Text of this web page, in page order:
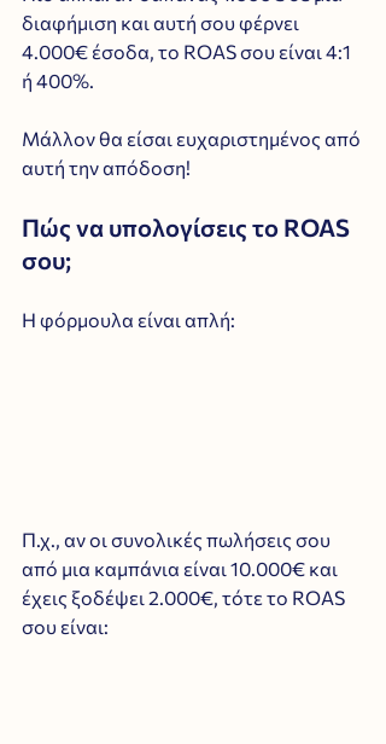
διαφήμιση και αυτή σου φέρνει
4.000€ έσοδα, το ROAS σου είναι 4:1
ή 400%.
Μάλλον θα είσαι ευχαριστημένος από
αυτή την απόδοση!
Πώς να υπολογίσεις το ROAS
σου;
Η φόρμουλα είναι απλή:
Π.χ., αν οι συνολικές πωλήσεις σου
από μια καμπάνια είναι 10.000€ και
έχεις ξοδέψει 2.000€, τότε το ROAS
σου είναι: